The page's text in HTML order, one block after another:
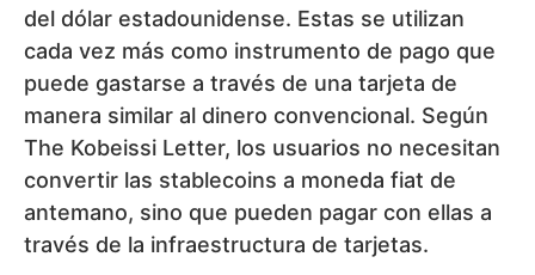
del dólar estadounidense. Estas se utilizan
cada vez más como instrumento de pago que
puede gastarse a través de una tarjeta de
manera similar al dinero convencional. Según
The Kobeissi Letter, los usuarios no necesitan
convertir las stablecoins a moneda fiat de
antemano, sino que pueden pagar con ellas a
través de la infraestructura de tarjetas.